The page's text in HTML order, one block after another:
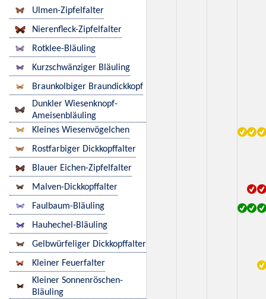
Ulmen-Zipfelfalter
Nierenfleck-Zipfelfalter
Rotklee-Bläuling
Kurzschwänziger Bläuling
Braunkolbiger Braundickkopf
Dunkler Wiesenknopf-
Ameisenbläuling
Kleines Wiesenvögelchen
Rostfarbiger Dickkopffalter
Blauer Eichen-Zipfelfalter
Malven-Dickkopffalter
Faulbaum-Bläuling
Hauhechel-Bläuling
Gelbwürfeliger Dickkopffalter
Kleiner Feuerfalter
Kleiner Sonnenröschen-
Bläuling